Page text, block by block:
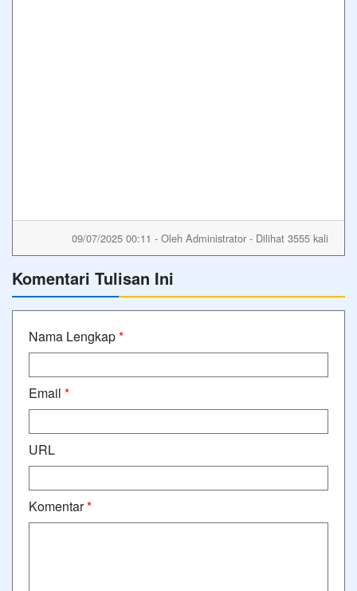
09/07/2025 00:11 - Oleh Administrator - Dilihat 3555 kali
Komentari Tulisan Ini
Nama Lengkap*
Email *
URL
Komentar*